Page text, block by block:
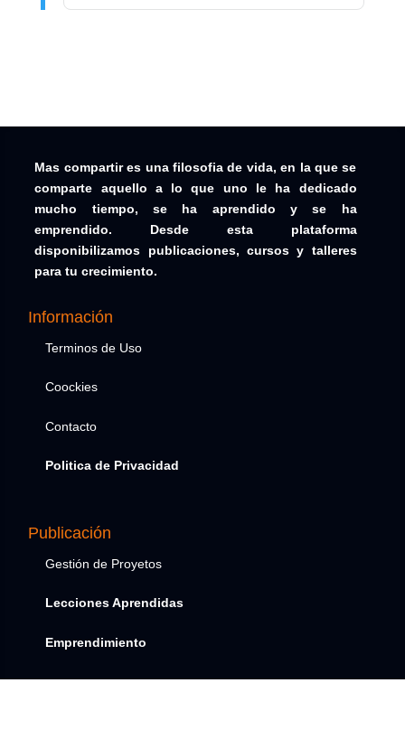
Mas compartir es una filosofia de vida, en la que se
comparte aquello a lo que uno le ha dedicado
mucho tiempo, se ha aprendido y se ha
emprendido. Desde esta plataforma
disponibilizamos publicaciones, cursos y talleres
para tu crecimiento.
Información
Terminos de Uso
Coockies
Contacto
Politica de Privacidad
Publicación
Gestión de Proyetos
Lecciones Aprendidas
Emprendimiento